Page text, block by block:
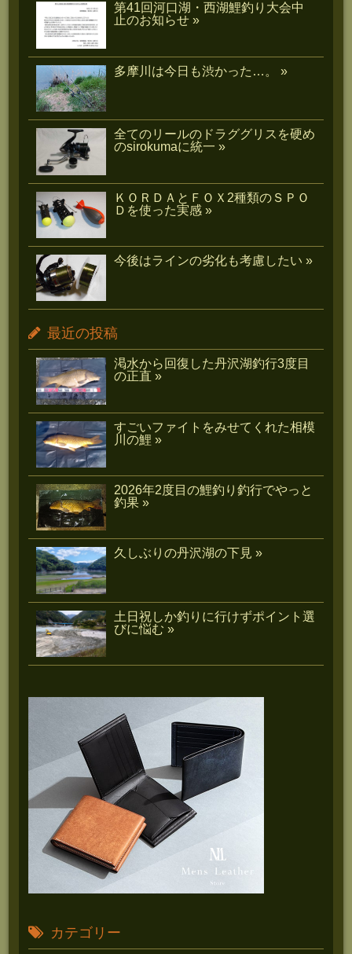
第41回河口湖・西湖鯉釣り大会中
止のお知らせ »
多摩川は今日も渋かった…。 »
全てのリールのドラググリスを硬め
のsirokumaに統一 »
ＫＯＲＤＡとＦＯＸ2種類のＳＰＯ
Ｄを使った実感 »
今後はラインの劣化も考慮したい »
最近の投稿
渇水から回復した丹沢湖釣行3度目
の正直 »
すごいファイトをみせてくれた相模
川の鯉 »
2026年2度目の鯉釣り釣行でやっと
釣果 »
久しぶりの丹沢湖の下見 »
土日祝しか釣りに行けずポイント選
びに悩む »
カテゴリー